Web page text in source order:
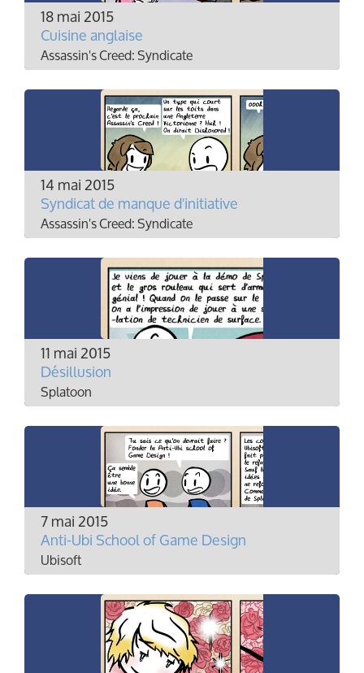
18 mai 2015
Cuisine anglaise
Assassin's Creed: Syndicate
14 mai 2015
Syndicat de manque d'initiative
Assassin's Creed: Syndicate
11 mai 2015
Désillusion
Splatoon
7 mai 2015
Anti-Ubi School of Game Design
Ubisoft